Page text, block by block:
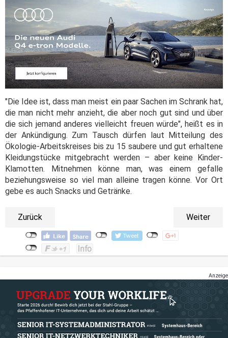
"Die Idee ist, dass man meist ein paar Sachen im Schrank hat,
die man nicht mehr anzieht, die aber noch gut sind und über
die sich jemand anderes vielleicht freuen würde", heißt es in
der Ankündigung. Zum Tausch dürfen laut Mitteilung des
Ökologie-Arbeitskreises bis zu 15 saubere und gut erhaltene
Kleidungstücke mitgebracht werden – aber keine Kinder-
Klamotten. Mitnehmen könne man, was einem gefalle
beziehungsweise so viel man alleine tragen könne. Vor Ort
gebe es auch Snacks und Getränke.
Zurück Weiter
Anzeige